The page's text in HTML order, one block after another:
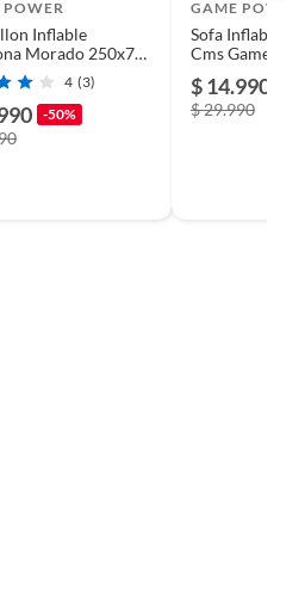
Inflable
Morado 250x70
4 (3)
-50%
GAME POWER
Sofa Inflable
Cms
$ 14.990
$ 29.990